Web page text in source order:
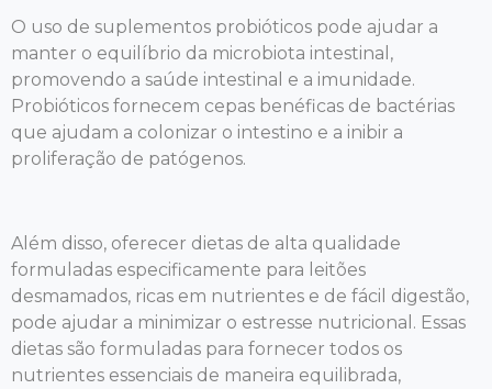
O uso de suplementos probióticos pode ajudar a
manter o equilíbrio da microbiota intestinal,
promovendo a saúde intestinal e a imunidade.
Probióticos fornecem cepas benéficas de bactérias
que ajudam a colonizar o intestino e a inibir a
proliferação de patógenos.
Além disso, oferecer dietas de alta qualidade
formuladas especificamente para leitões
desmamados, ricas em nutrientes e de fácil digestão,
pode ajudar a minimizar o estresse nutricional. Essas
dietas são formuladas para fornecer todos os
nutrientes essenciais de maneira equilibrada,